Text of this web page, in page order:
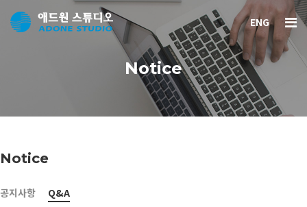
ENG
Notice
Notice
공지사항 Q&A